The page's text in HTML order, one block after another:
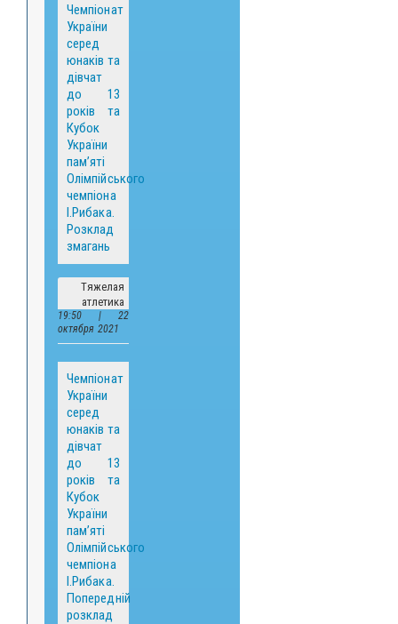
Чемпіонат
України
серед
юнаків та
дівчат
до 13
років та
Кубок
України
пам’яті
Олімпійського
чемпіона
І.Рибака.
Розклад
змагань
Тяжелая
атлетика
19:50 | 22
октября 2021
Чемпіонат
України
серед
юнаків та
дівчат
до 13
років та
Кубок
України
пам’яті
Олімпійського
чемпіона
І.Рибака.
Попередній
розклад